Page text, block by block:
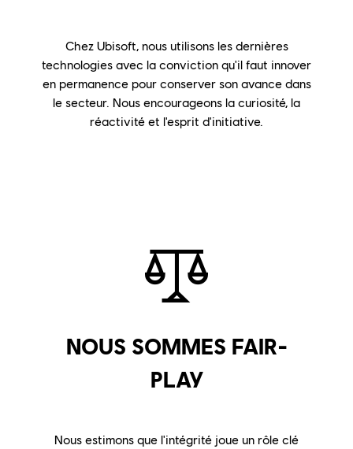
Chez Ubisoft, nous utilisons les dernières
technologies avec la conviction qu'il faut innover
en permanence pour conserver son avance dans
le secteur. Nous encourageons la curiosité, la
réactivité et l'esprit d'initiative.
NOUS SOMMES FAIR-
PLAY
Nous estimons que l'intégrité joue un rôle clé